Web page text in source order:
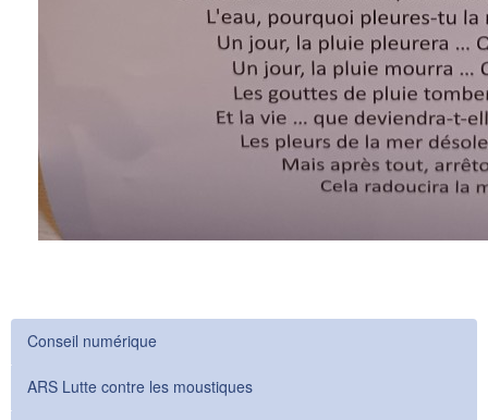
Conseil numérique
ARS Lutte contre les moustiques